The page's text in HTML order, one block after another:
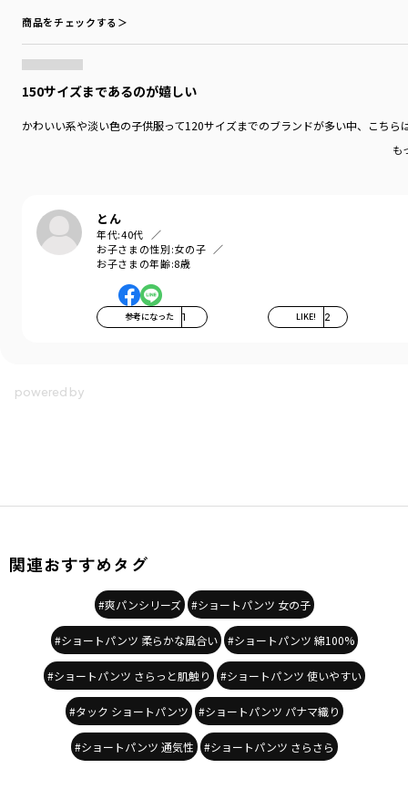
商品をチェックする＞
150サイズまであるのが嬉しい
かわいい系や淡い色の子供服って120サイズまでのブランドが多い中、こち
も
とん
年代:40代
お子さまの性別:女の子
お子さまの年齢:8歳
参考になった 1 LIKE! 2
関連おすすめタグ
#爽パンシリーズ #ショートパンツ 女の子
#ショートパンツ 柔らかな風合い #ショートパンツ 綿100%
#ショートパンツ さらっと肌触り #ショートパンツ 使いやすい
#タック ショートパンツ #ショートパンツ パナマ織り
#ショートパンツ 通気性 #ショートパンツ さらさら